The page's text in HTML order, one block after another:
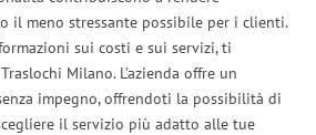
il meno stressante possibile per i clienti.
sui costi e sui servizi, ti
Milano. L’azienda offre un
impegno, offrendoti la possibilità di
il servizio più adatto alle tue